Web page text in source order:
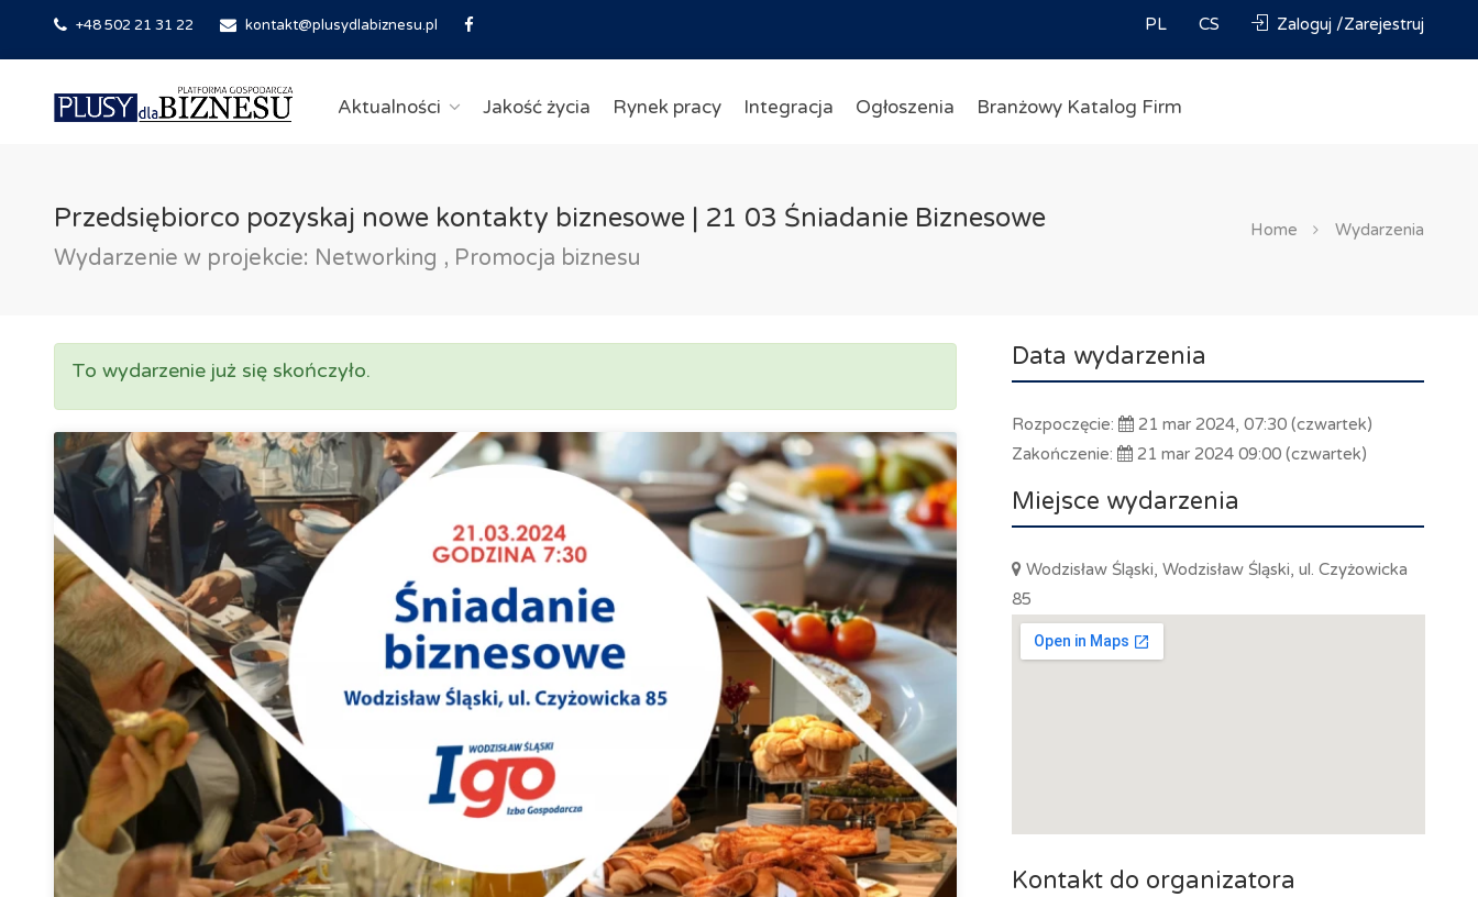
+48 502 21 31 22 kontakt@plusydlabiznesu.pl PL CS Zaloguj /Zarejestruj
Aktualności Jakość życia Rynek pracy Integracja Ogłoszenia Branżowy Katalog Firm
Przedsiębiorco pozyskaj nowe kontakty biznesowe | 21 03 Śniadanie Biznesowe
Wydarzenie w projekcie: Networking , Promocja biznesu
Home Wydarzenia
To wydarzenie już się skończyło. Data wydarzenia
Rozpoczęcie:
21 mar 2024, 07:30 (czwartek)
Zakończenie:
21 mar 2024 09:00 (czwartek)
Miejsce wydarzenia
Wodzisław Śląski, Wodzisław Śląski, ul. Czyżowicka
85
Kontakt do organizatora